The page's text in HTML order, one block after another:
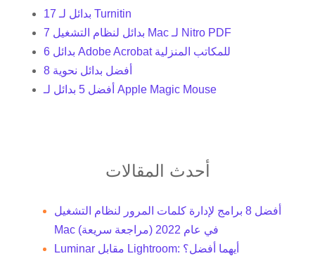
17 بدائل لـ Turnitin
7 بدائل لنظام التشغيل Mac لـ Nitro PDF
6 بدائل Adobe Acrobat للمكاتب المنزلية
8 أفضل بدائل نحوية
أفضل 5 بدائل لـ Apple Magic Mouse
أحدث المقالات
أفضل 8 برامج لإدارة كلمات المرور لنظام التشغيل
Mac في عام 2022 (مراجعة سريعة)
Luminar مقابل Lightroom: أيهما أفضل؟